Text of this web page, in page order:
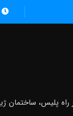
ساختمان ژیوار، طبقه